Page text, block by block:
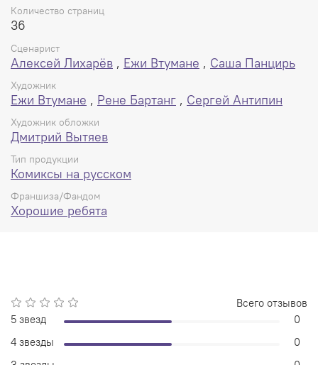
Количество страниц
36
Сценарист
Алексей Лихарёв , Ежи Втумане , Саша Панцирь
Художник
Ежи Втумане , Рене Бартанг , Сергей Антипин
Художник обложки
Дмитрий Вытяев
Тип продукции
Комиксы на русском
Франшиза/Фандом
Хорошие ребята
Всего отзывов
5 звезд
0
4 звезды
0